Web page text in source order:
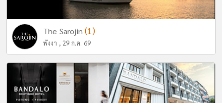
The Sarojin(1)
พังงา , 29 ก.ค. 69